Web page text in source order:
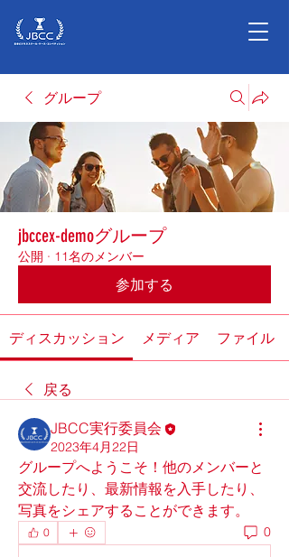
グループ
jbccex-demoグループ
公開 · 11名のメンバー
参加する
ディスカッション メディア ファイル
戻る
JBCC実行委員会
2023年4月22日
グループへようこそ！他のメンバーと
交流したり、最新情報を入手したり、
写真をシェアすることができます。
0 0